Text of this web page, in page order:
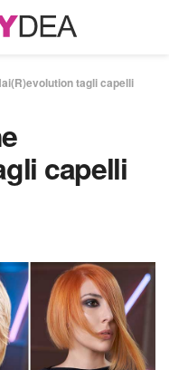
tagli capelli
capelli